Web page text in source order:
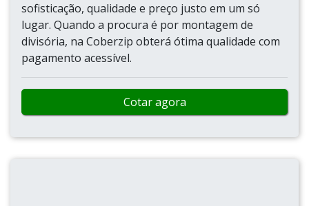
sofisticação, qualidade e preço justo em um só
lugar. Quando a procura é por montagem de
divisória, na Coberzip obterá ótima qualidade com
pagamento acessível.
Cotar agora